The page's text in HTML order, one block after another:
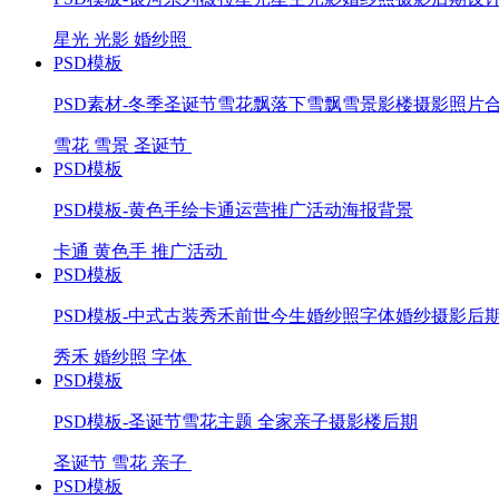
星光 光影 婚纱照
PSD模板
PSD素材-冬季圣诞节雪花飘落下雪飘雪景影楼摄影照片
雪花 雪景 圣诞节
PSD模板
PSD模板-黄色手绘卡通运营推广活动海报背景
卡通 黄色手 推广活动
PSD模板
PSD模板-中式古装秀禾前世今生婚纱照字体婚纱摄影后
秀禾 婚纱照 字体
PSD模板
PSD模板-圣诞节雪花主题 全家亲子摄影楼后期
圣诞节 雪花 亲子
PSD模板